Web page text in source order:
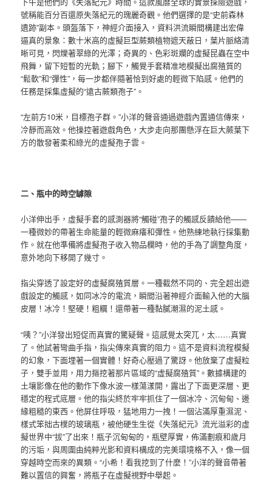
號稱能百分百還原失落紀元的瑰麗奇觀。他們選擇的是“史前森林
遺跡”副本。頭盔落下，神經介面接入，資料洪流瞬間構建出宏偉
逼真的景象：數十米高的虛擬巨型蕨類植物遮天蔽日，葉片脈絡清
晰可見，閃爍著翠綠的光澤；奇異的、色彩斑斕的虛擬昆蟲在空中
飛舞，留下短暫的光軌；腳下，觸覺手套精准地模擬出腐殖質的
“鬆軟”和“彈性”，每一步都伴隨著恰到好處的輕微下陷感。他們的
任務是採集虛擬的“遠古蕨類孢子”。
“左前方10米，目標孢子群。”小洋的聲音通過遊戲內置通信傳來，
冷靜而高效。他操控著遊戲角色，大步走向那團懸浮在巨大蕨葉下
方的散發著柔和綠光的虛擬孢子雲。
二、瓶中的時空罅隙
小洋伸出手，虛擬手套的感測器將“觸碰”孢子的觸感反饋給他——
一種微妙的帶著生命能量的輕微麻癢和彈性。他熟練地執行採集動
作。就在他準備將虛擬孢子收入物品欄時，他的手為了調整角度，
意外地向下移開了幾寸。
指尖穿透了設定好的虛擬腐殖質層。一種截然不同的、完全超出遊
戲設定的觸感，如同冰冷的電流，瞬間沿著神經介面輸入他的大腦
皮層！冰冷！堅硬！粗糲！還帶著一種黏膩潮濕的泥土感。
“咦？”小洋發出短促而真實的驚疑聲。這感覺太突兀，太……真實
了。他試著彎曲手指，指尖傳來真實的阻力。這不是資料流程模擬
的幻象，下面埋著一個實體！好奇心壓過了驚訝。他放棄了虛擬粒
子，雙手並用，用力摳挖著那片區域的“虛擬腐殖質”。數據構建的
土壤影像在他的動作下像水波一樣蕩漾開，露出了下面更深層、更
穩定的程式底層。他的指尖終於牢牢抓住了一個冰冷、沉甸甸、邊
緣粗糙的東西。他屏住呼吸，猛地用力一拽！一個沾滿厚重濕泥、
樣式笨拙古樸的玻璃瓶，被他硬生生從《失落紀元》流光溢彩的虛
擬世界中“拔”了出來！瓶子沉甸甸的，瓶壁厚實，佈滿劃痕和歲月
的污垢，與周圍由純粹光影和資料構成的完美環境格不入，像一個
穿越時空而來的異類。“小希！看我挖到了什麼！”小洋的聲音帶著
難以置信的興奮，將瓶子在虛擬視野中舉起。